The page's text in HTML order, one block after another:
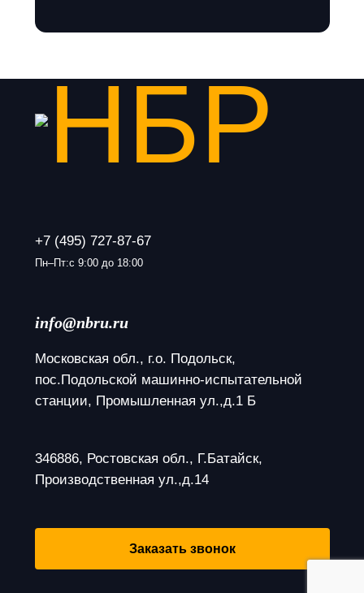
+7 (495) 727-87-67
Пн–Пт:с 9:00 до 18:00
info@nbru.ru
Московская обл., г.о. Подольск,
пос.Подольской машинно-испытательной
станции, Промышленная ул.,д.1 Б
346886, Ростовская обл., Г.Батайск,
Производственная ул.,д.14
Заказать звонок